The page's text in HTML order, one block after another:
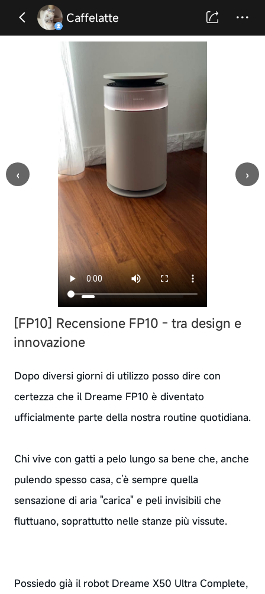
Caffelatte
‹ ›
[FP10] Recensione FP10 - tra design e
innovazione
Dopo diversi giorni di utilizzo posso dire con
certezza che il Dreame FP10 è diventato
ufficialmente parte della nostra routine quotidiana.
Chi vive con gatti a pelo lungo sa bene che, anche
pulendo spesso casa, c’è sempre quella
sensazione di aria "carica" e peli invisibili che
fluttuano, soprattutto nelle stanze più vissute.
Possiedo già il robot Dreame X50 Ultra Complete,